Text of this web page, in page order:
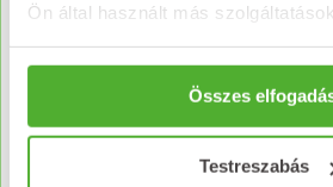
Ön által használt más
Összes
Testreszabás